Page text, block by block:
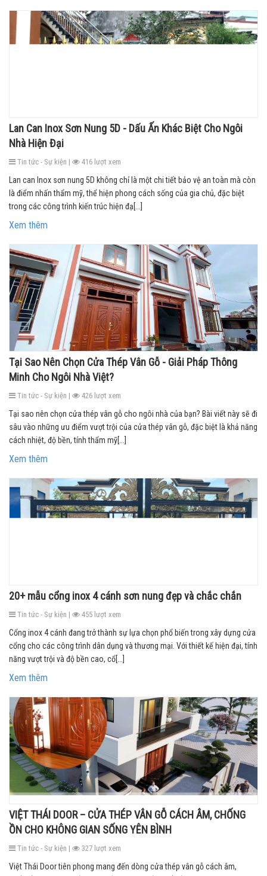
Lan Can Inox Sơn Nung 5D - Dấu Ấn Khác Biệt Cho Ngôi
Nhà Hiện Đại
Tin tức - Sự kiện | 416 lượt xem
Lan can Inox sơn nung 5D không chỉ là một chi tiết bảo vệ an toàn mà còn
là điểm nhấn thẩm mỹ, thể hiện phong cách sống của gia chủ, đặc biệt
trong các công trình kiến trúc hiện đạ[...]
Xem thêm
Tại Sao Nên Chọn Cửa Thép Vân Gỗ - Giải Pháp Thông
Minh Cho Ngôi Nhà Việt?
Tin tức - Sự kiện | 426 lượt xem
Tại sao nên chọn cửa thép vân gỗ cho ngôi nhà của bạn? Bài viết này sẽ đi
sâu vào những ưu điểm vượt trội của cửa thép vân gỗ, đặc biệt là khả năng
cách nhiệt, độ bền, tính thẩm mỹ[...]
Xem thêm
20+ mẫu cổng inox 4 cánh sơn nung đẹp và chắc chắn
Tin tức - Sự kiện | 455 lượt xem
Cổng inox 4 cánh đang trở thành sự lựa chọn phổ biến trong xây dựng cửa
cổng cho các công trình dân dụng và thương mại. Với thiết kế hiện đại, tính
năng vượt trội và độ bền cao, cổ[...]
Xem thêm
VIỆT THÁI DOOR – CỬA THÉP VÂN GỖ CÁCH ÂM, CHỐNG
ỒN CHO KHÔNG GIAN SỐNG YÊN BÌNH
Tin tức - Sự kiện | 327 lượt xem
Việt Thái Door tiên phong mang đến dòng cửa thép vân gỗ cách âm,